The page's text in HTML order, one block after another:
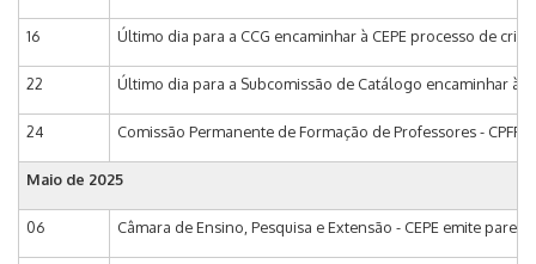
16 Último dia para a CCG encaminhar à CEPE processo de
22 Último dia para a Subcomissão de Catálogo encaminhar à
24 Comissão Permanente de Formação de Professores -
Maio de 2025
06 Câmara de Ensino, Pesquisa e Extensão - CEPE emite